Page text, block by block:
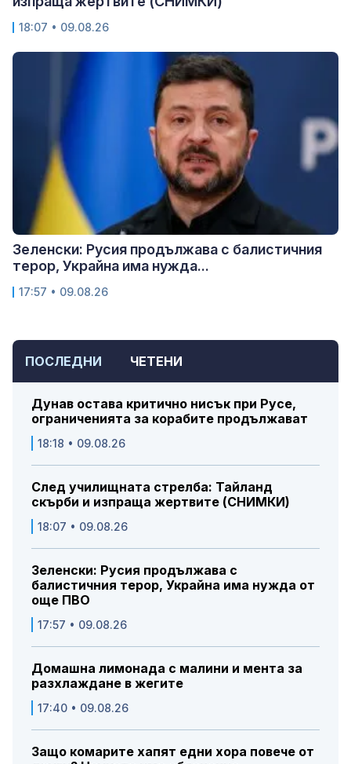
ПОСЛЕДНИ ЧЕТЕНИ
Дунав остава критично нисък при Русе,
ограниченията за корабите продължават
18:18 • 09.08.26
След училищната стрелба: Тайланд
скърби и изпраща жертвите (СНИМКИ)
18:07 • 09.08.26
Зеленски: Русия продължава с
балистичния терор, Украйна има нужда от
още ПВО
17:57 • 09.08.26
Домашна лимонада с малини и мента за
разхлаждане в жегите
17:40 • 09.08.26
Защо комарите хапят едни хора повече от
18:07 • 09.08.26
Зеленски: Русия продължава с балистичния
терор, Украйна има нужда...
17:57 • 09.08.26